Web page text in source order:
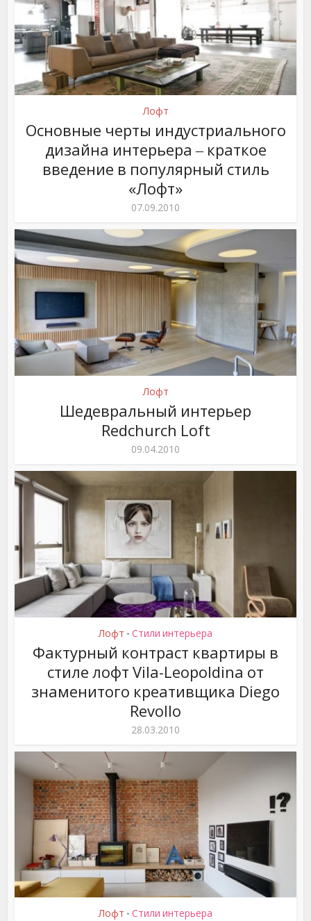
Лофт
Основные черты индустриального
дизайна интерьера ‒ краткое
введение в популярный стиль
«Лофт»
07.09.2010
Лофт
Шедевральный интерьер
Redchurch Loft
09.04.2010
Лофт • Стили интерьера
Фактурный контраст квартиры в
стиле лофт Vila-Leopoldina от
знаменитого креативщика Diego
Revollo
28.03.2010
Лофт • Стили интерьера